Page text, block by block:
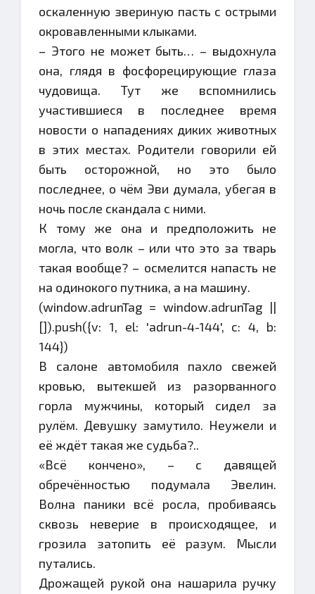
оскаленную звериную пасть с острыми
окровавленными клыками.
– Этого не может быть… – выдохнула
она, глядя в фосфорецирующие глаза
чудовища. Тут же вспомнились
участившиеся в последнее время
новости о нападениях диких животных
в этих местах. Родители говорили ей
быть осторожной, но это было
последнее, о чём Эви думала, убегая в
ночь после скандала с ними.
К тому же она и предположить не
могла, что волк – или что это за тварь
такая вообще? – осмелится напасть не
на одинокого путника, а на машину.
(window.adrunTag = window.adrunTag ||
[]).push({v: 1, el: 'adrun-4-144', c: 4, b:
144})
В салоне автомобиля пахло свежей
кровью, вытекшей из разорванного
горла мужчины, который сидел за
рулём. Девушку замутило. Неужели и
её ждёт такая же судьба?..
«Всё кончено», – с давящей
обречённостью подумала Эвелин.
Волна паники всё росла, пробиваясь
сквозь неверие в происходящее, и
грозила затопить её разум. Мысли
путались.
Дрожащей рукой она нашарила ручку